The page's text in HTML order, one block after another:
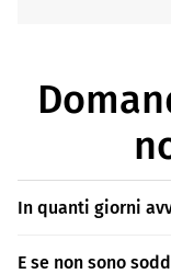
In quanti giorni
E se non sono